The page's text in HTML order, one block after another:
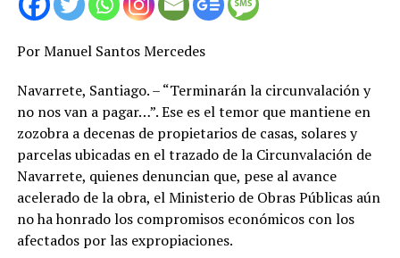
Por Manuel Santos Mercedes
Navarrete, Santiago. – “Terminarán la circunvalación y
no nos van a pagar…”. Ese es el temor que mantiene en
zozobra a decenas de propietarios de casas, solares y
parcelas ubicadas en el trazado de la Circunvalación de
Navarrete, quienes denuncian que, pese al avance
acelerado de la obra, el Ministerio de Obras Públicas aún
no ha honrado los compromisos económicos con los
afectados por las expropiaciones.